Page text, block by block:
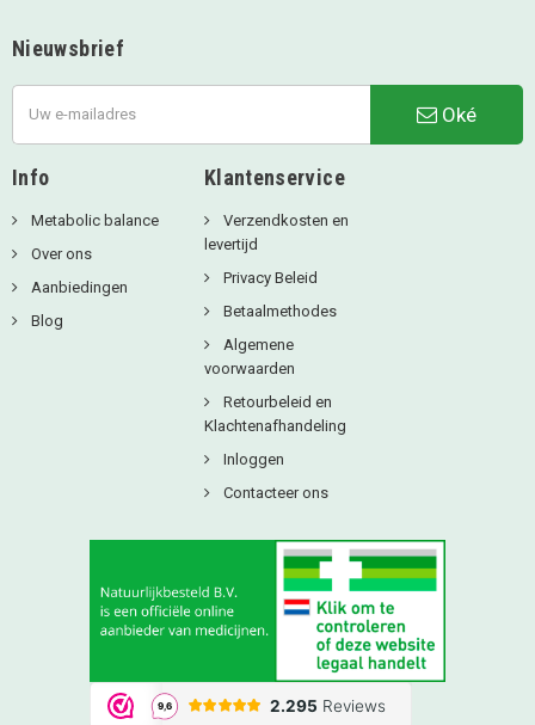
Nieuwsbrief
Oké
Info
Metabolic balance
Over ons
Aanbiedingen
Blog
Klantenservice
Verzendkosten en
levertijd
Privacy Beleid
Betaalmethodes
Algemene
voorwaarden
Retourbeleid en
Klachtenafhandeling
Inloggen
Contacteer ons